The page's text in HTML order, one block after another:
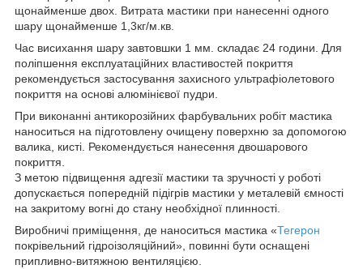
щонайменше двох. Витрата мастики при нанесенні одного
шару щонайменше 1,3кг/м.кв.
Час висихання шару завтовшки 1 мм. складає 24 години. Для
поліпшення експлуатаційних властивостей покриття
рекомендується застосування захисного ультрафіолетового
покриття на основі алюмінієвої пудри.
При виконанні антикорозійних фарбувальних робіт мастика
наноситься на підготовлену очищену поверхню за допомогою
валика, кисті. Рекомендується нанесення двошарового
покриття.
З метою підвищення адгезії мастики та зручності у роботі
допускається попередній підігрів мастики у металевій ємності
на закритому вогні до стану необхідної плинності.
Виробничі приміщення, де наноситься мастика «Тегерон
покрівельний гідроізоляційний», повинні бути оснащені
припливно-витяжною вентиляцією.